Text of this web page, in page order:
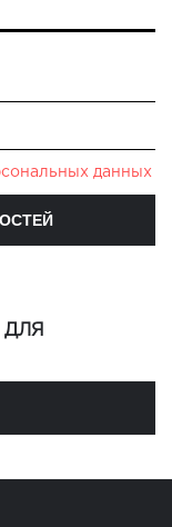
данных
ДЛЯ